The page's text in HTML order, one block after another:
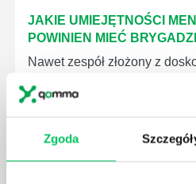
Zgoda
JAKIE UMIEJĘTNOŚCI
POWINIEN MIEĆ
Nawet zespół złożony z
sprawnie realizować swoich
niezbędna jest osoba
czynności wykonywane